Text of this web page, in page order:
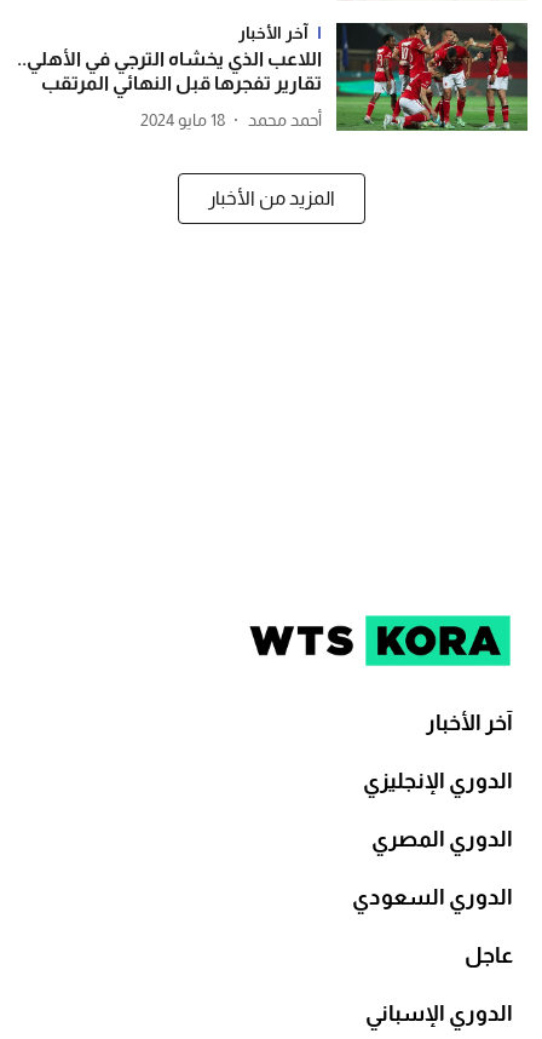
آخر الأخبار
اللاعب الذي يخشاه الترجي في الأهلي..
تقارير تفجرها قبل النهائي المرتقب
أحمد محمد 18 مايو 2024
المزيد من الأخبار
آخر الأخبار
الدوري الإنجليزي
الدوري المصري
الدوري السعودي
عاجل
الدوري الإسباني